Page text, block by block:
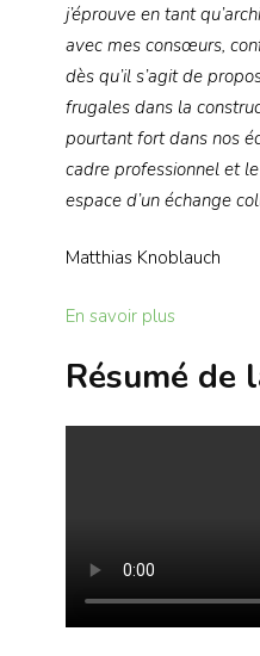
j’éprouve en tant
avec mes consœurs,
dès qu’il s’agit de
frugales dans la
pourtant fort dans nos
cadre professionnel et
espace d’un échange
Matthias Knoblauch
En savoir plus
Résumé de